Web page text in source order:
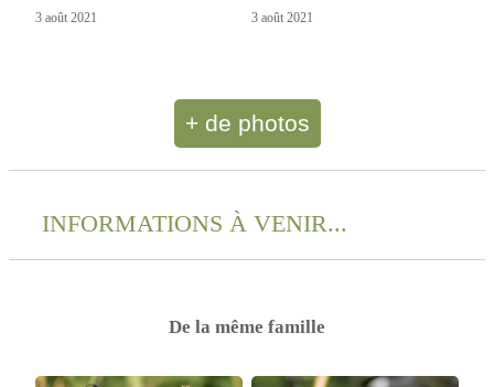
3 août 2021 3 août 2021
+ de photos
INFORMATIONS À VENIR...
De la même famille